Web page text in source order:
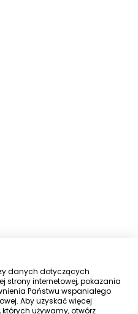
danych dotyczących
strony internetowej, pokazania
Państwu wspaniałego
Aby uzyskać więcej
używamy, otwórz